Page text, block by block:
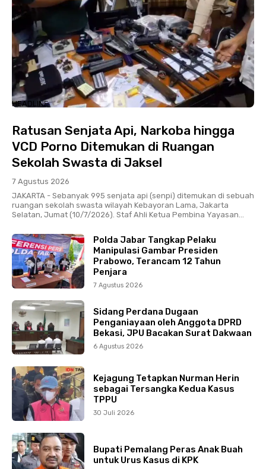
HEADLINE
Ratusan Senjata Api, Narkoba hingga
VCD Porno Ditemukan di Ruangan
Sekolah Swasta di Jaksel
7 Agustus 2026
JAKARTA - Sebanyak 995 senjata api (senpi) ditemukan di sebuah
ruangan sekolah swasta wilayah Kebayoran Lama, Jakarta
Selatan, Jumat (10/7/2026). Staf Ahli Ketua Pembina Yayasan...
Polda Jabar Tangkap Pelaku
Manipulasi Gambar Presiden
Prabowo, Terancam 12 Tahun
Penjara
7 Agustus 2026
Sidang Perdana Dugaan
Penganiayaan oleh Anggota DPRD
Bekasi, JPU Bacakan Surat Dakwaan
6 Agustus 2026
Kejagung Tetapkan Nurman Herin
sebagai Tersangka Kedua Kasus
TPPU
30 Juli 2026
Bupati Pemalang Peras Anak Buah
untuk Urus Kasus di KPK